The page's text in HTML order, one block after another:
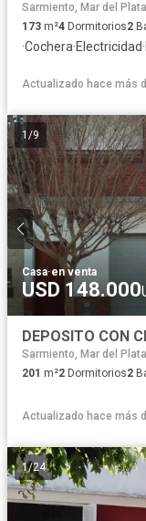
Sarmiento, Mar del Plata
173 m²4 Dormitorios2
·Cochera·Electricidad·
Actualizado hace más
1 /9
Casa·en venta
USD 148.000
DEPOSITO CON
Sarmiento, Mar del Plata
201 m²2 Dormitorios2
Actualizado hace más
1/24